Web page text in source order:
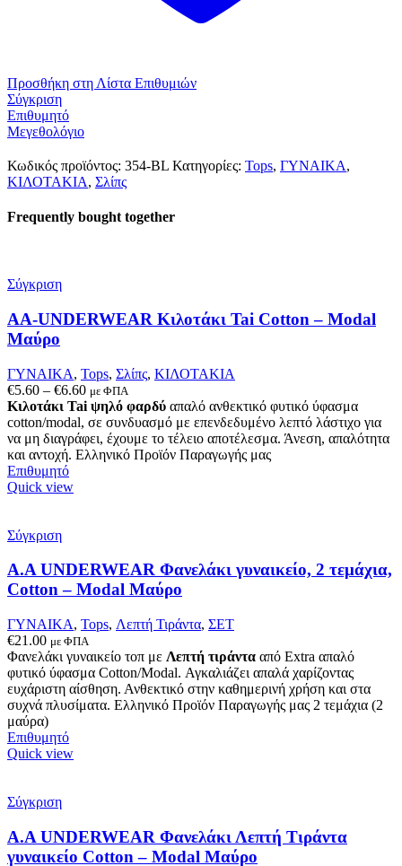
Προσθήκη στη Λίστα Επιθυμιών
Σύγκριση
Επιθυμητό
Μεγεθολόγιο
Κωδικός προϊόντος: 354-BL Κατηγορίες: Tops, ΓΥΝΑΙΚΑ,
ΚΙΛΟΤΑΚΙΑ, Σλίπς
Frequently bought together
Σύγκριση
AA-UNDERWEAR Κιλοτάκι Tai Cotton – Modal
Μαύρο
ΓΥΝΑΙΚΑ, Tops, Σλίπς, ΚΙΛΟΤΑΚΙΑ
€5.60 – €6.60Price
range:
€5.60
through
€6.60
με ΦΠΑ
Κιλοτάκι Tai ψηλό φαρδύ απαλό ανθεκτικό φυτικό ύφασμα
cotton/modal, σε συνδυασμό με επενδεδυμένο λεπτό λάστιχο για
να μη διαγράφει, έχουμε το τέλειο αποτέλεσμα. Άνεση, απαλότητα
και αντοχή. Ελληνικό Προϊόν Παραγωγής μας
Επιθυμητό
Quick view
Σύγκριση
Α.A UNDERWEAR Φανελάκι γυναικείο, 2 τεμάχια,
Cotton – Modal Μαύρο
ΓΥΝΑΙΚΑ, Tops, Λεπτή Τιράντα, ΣΕΤ
€21.00 με ΦΠΑ
Φανελάκι γυναικείο τοπ με Λεπτή τιράντα από Extra απαλό
φυτικό ύφασμα Cotton/Modal. Αγκαλιάζει απαλά χαρίζοντας
ευχάριστη αίσθηση. Ανθεκτικό στην καθημερινή χρήση και στα
συχνά πλυσίματα. Ελληνικό Προϊόν Παραγωγής μας 2 τεμάχια (2
μαύρα)
Επιθυμητό
Quick view
Σύγκριση
Α.A UNDERWEAR Φανελάκι Λεπτή Τιράντα
γυναικείο Cotton – Modal Μαύρο